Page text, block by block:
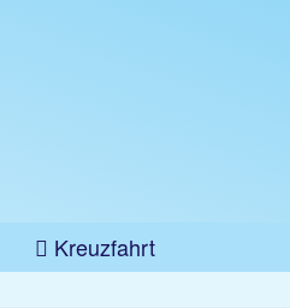
Kreuzfahrt